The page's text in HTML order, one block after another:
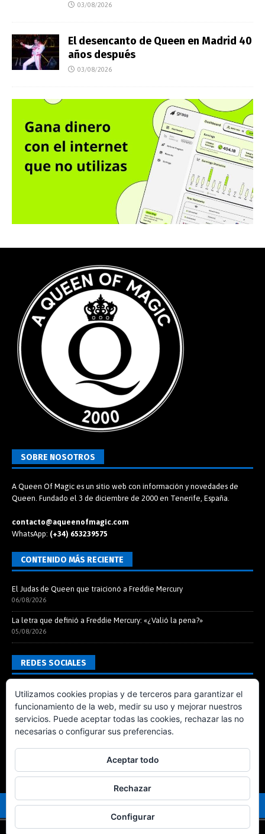
03/08/2026
El desencanto de Queen en Madrid 40
años después
03/08/2026
SOBRE NOSOTROS
A Queen Of Magic es un sitio web con información y novedades de
Queen. Fundado el 3 de diciembre de 2000 en Tenerife, España.
contacto@aqueenofmagic.com
WhatsApp: (+34) 653239575
CONTENIDO MÁS RECIENTE
El Judas de Queen que traicionó a Freddie Mercury
06/08/2026
La letra que definió a Freddie Mercury: «¿Valió la pena?»
05/08/2026
REDES SOCIALES
Utilizamos cookies propias y de terceros para garantizar el
funcionamiento de la web, medir su uso y mejorar nuestros
servicios. Puede aceptar todas las cookies, rechazar las no
necesarias o configurar sus preferencias.
Aceptar todo
Rechazar
Configurar